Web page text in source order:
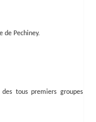
de Pechiney.
tous premiers groupes